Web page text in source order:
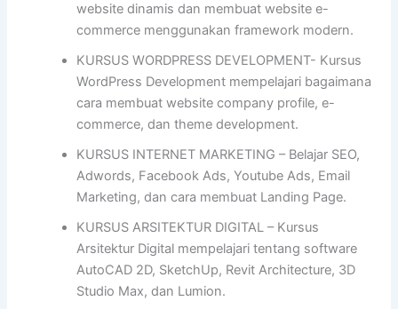
website dinamis dan membuat website e-
commerce menggunakan framework modern.
KURSUS WORDPRESS DEVELOPMENT- Kursus
WordPress Development mempelajari bagaimana
cara membuat website company profile, e-
commerce, dan theme development.
KURSUS INTERNET MARKETING – Belajar SEO,
Adwords, Facebook Ads, Youtube Ads, Email
Marketing, dan cara membuat Landing Page.
KURSUS ARSITEKTUR DIGITAL – Kursus
Arsitektur Digital mempelajari tentang software
AutoCAD 2D, SketchUp, Revit Architecture, 3D
Studio Max, dan Lumion.